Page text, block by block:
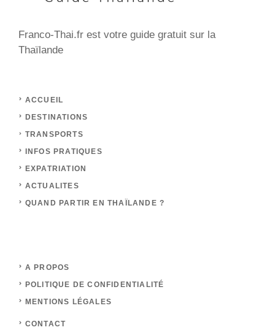
Franco-Thai.fr est votre guide gratuit sur la
Thaïlande
ACCUEIL
DESTINATIONS
TRANSPORTS
INFOS PRATIQUES
EXPATRIATION
ACTUALITES
QUAND PARTIR EN THAÏLANDE ?
A PROPOS
POLITIQUE DE CONFIDENTIALITÉ
MENTIONS LÉGALES
CONTACT